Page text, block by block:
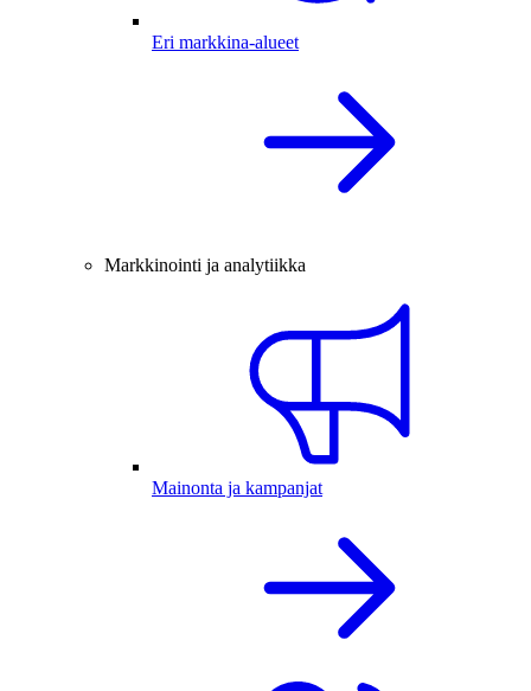
Eri markkina-alueet
Markkinointi ja analytiikka
Mainonta ja kampanjat